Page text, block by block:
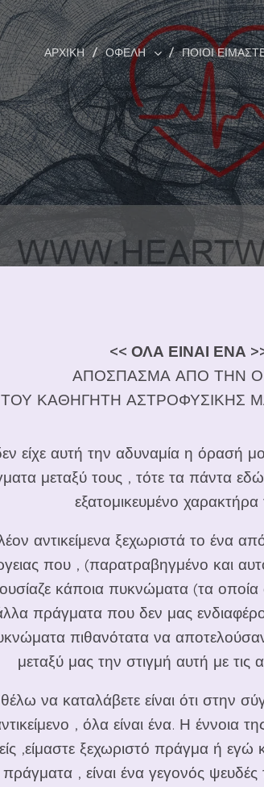
ΑΡΧΙΚΗ ΟΦΕΛΗ ΠΟΙΟΙ
<< ΟΛΑ ΕΙΝΑΙ ΕΝΑ
ΑΠΟΣΠΑΣΜΑ ΑΠΟ ΤΗΝ
ΤΟΥ ΚΑΘΗΓΗΤΗ ΑΣΤΡΟΦΥΣΙΚΗΣ
είχε αυτή την αδυναμία η όρασή
μεταξύ τους , τότε τα πάντα
εξατομικευμένο χαρακτήρα
αντικείμενα ξεχωριστά το ένα
που , (παρατραβηγμένο και
κάποια πυκνώματα (τα
πράγματα που δεν μας
πιθανότατα να
μεταξύ μας την στιγμή αυτή με τις
να καταλάβετε είναι ότι στην
, όλα είναι ένα. Η έννοια
,είμαστε ξεχωριστό πράγμα ή εγώ
πράγματα , είναι ένα γεγονός